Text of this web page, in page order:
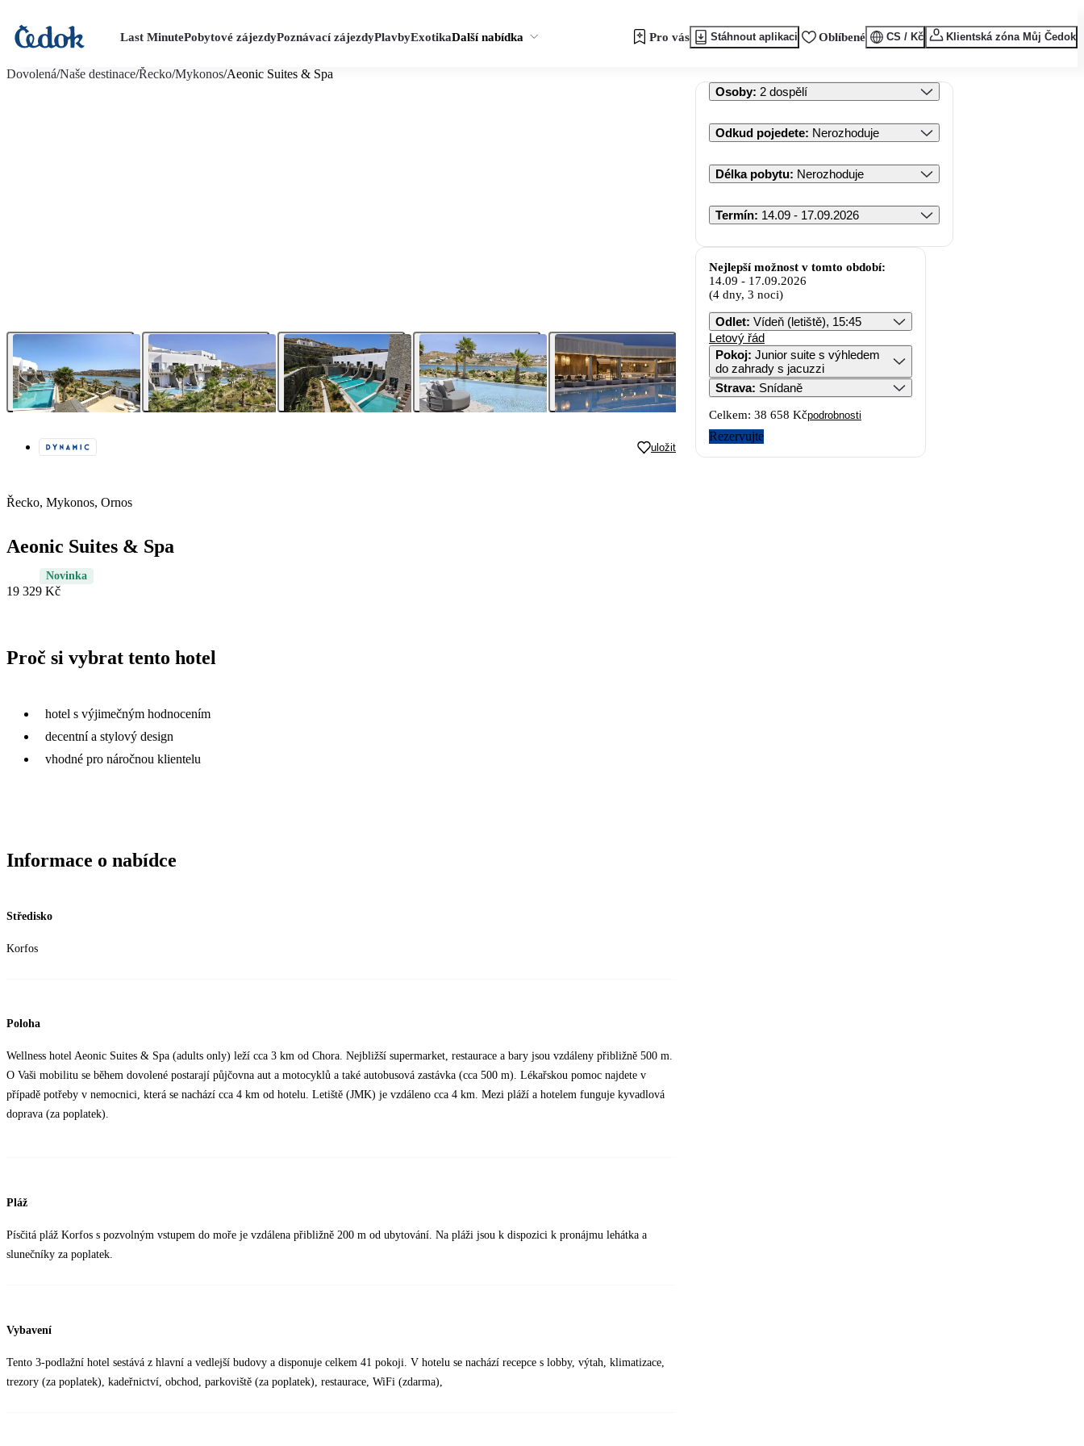
Last MinutePobytové zájezdyPoznávací zájezdyPlavbyExotikaDalší nabídka Pro vás Stáhnout aplikaci Oblíbené CS / Kč Klientská zóna Můj Čedok
Dovolená/Naše destinace/Řecko/Mykonos/Aeonic Suites & Spa
uložit
Řecko, Mykonos, Ornos
Aeonic Suites & Spa
Novinka
19 329 Kč
Proč si vybrat tento hotel
hotel s výjimečným hodnocením
decentní a stylový design
vhodné pro náročnou klientelu
Informace o nabídce
Středisko
Korfos
Poloha
Wellness hotel Aeonic Suites & Spa (adults only) leží cca 3 km od Chora. Nejbližší supermarket, restaurace a bary jsou vzdáleny přibližně 500 m.
O Vaši mobilitu se během dovolené postarají půjčovna aut a motocyklů a také autobusová zastávka (cca 500 m). Lékařskou pomoc najdete v
případě potřeby v nemocnici, která se nachází cca 4 km od hotelu. Letiště (JMK) je vzdáleno cca 4 km. Mezi pláží a hotelem funguje kyvadlová
doprava (za poplatek).
Pláž
Písčitá pláž Korfos s pozvolným vstupem do moře je vzdálena přibližně 200 m od ubytování. Na pláži jsou k dispozici k pronájmu lehátka a
slunečníky za poplatek.
Vybavení
Tento 3-podlažní hotel sestává z hlavní a vedlejší budovy a disponuje celkem 41 pokoji. V hotelu se nachází recepce s lobby, výtah, klimatizace,
trezory (za poplatek), kadeřnictví, obchod, parkoviště (za poplatek), restaurace, WiFi (zdarma),
Osoby: 2 dospělí
Odkud pojedete: Nerozhoduje
Délka pobytu: Nerozhoduje
Termín: 14.09 - 17.09.2026
Nejlepší možnost v tomto období:
14.09 - 17.09.2026
(4 dny, 3 noci)
Odlet: Vídeň (letiště), 15:45
Letový řád
Pokoj: Junior suite s výhledem
do zahrady s jacuzzi
Strava: Snídaně
Celkem: 38 658 Kčpodrobnosti
Rezervujte